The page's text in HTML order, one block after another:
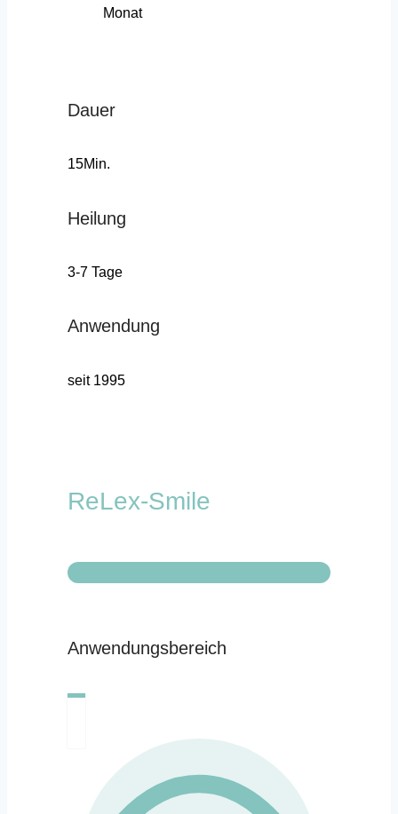
Monat
Dauer
15Min.
Heilung
3-7 Tage
Anwendung
seit 1995
ReLex-Smile
Anwendungsbereich